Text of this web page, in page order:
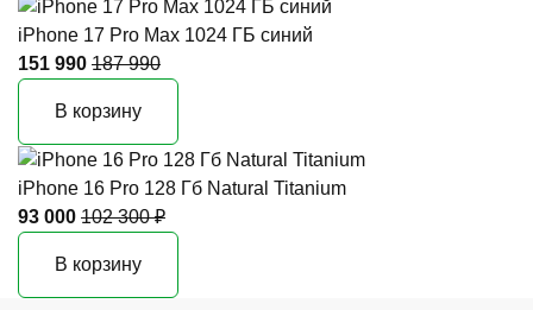
iPhone 17 Pro Max 1024 ГБ синий
151 990 187 990
В корзину
iPhone 16 Pro 128 Гб Natural Titanium
93 000 102 300 ₽
В корзину